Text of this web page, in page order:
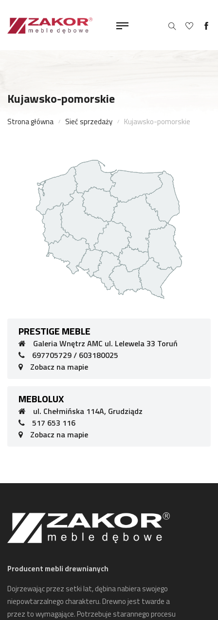
Kujawsko-pomorskie
Strona główna Sieć sprzedaży Kujawsko-pomorskie
PRESTIGE MEBLE
Galeria Wnętrz AMC ul. Lelewela 33 Toruń
697705729 / 603180025
Zobacz na mapie
MEBLOLUX
ul. Chełmińska 114A, Grudziądz
517 653 116
Zobacz na mapie
Producent mebli drewnianych
Dojrzewając przez setki lat, dębina nabiera swojego
niepowtarzalnego charakteru. Drewno jest twarde a
przez to wymagające. Potrzebuje starannego procesu